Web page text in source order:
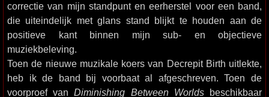
correctie van mijn standpunt en eerherstel voor een band,
die uiteindelijk met glans stand blijkt te houden aan de
positieve kant binnen mijn sub- en objectieve
muziekbeleving.
Toen de nieuwe muzikale koers van Decrepit Birth uitlekte,
heb ik de band bij voorbaat al afgeschreven. Toen de
voorproef vanDiminishing Between Worldsbeschikbaar